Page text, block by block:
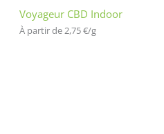
Voyageur CBD Indoor
À partir de 2,75€/g